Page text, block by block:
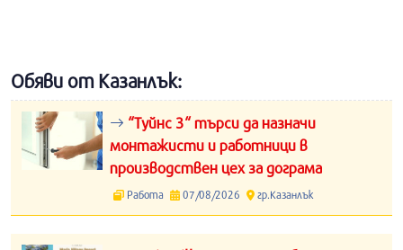
Обяви от Казанлък:
“Туйнс 3“ търси да назначи
монтажисти и работници в
производствен цех за дограма
Работа 07/08/2026 гр.Казанлък